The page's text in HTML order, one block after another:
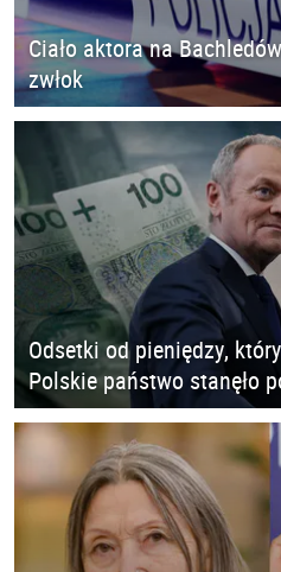
Ciało aktora na
zwłok
Odsetki od pieniędzy,
Polskie państwo stanęło